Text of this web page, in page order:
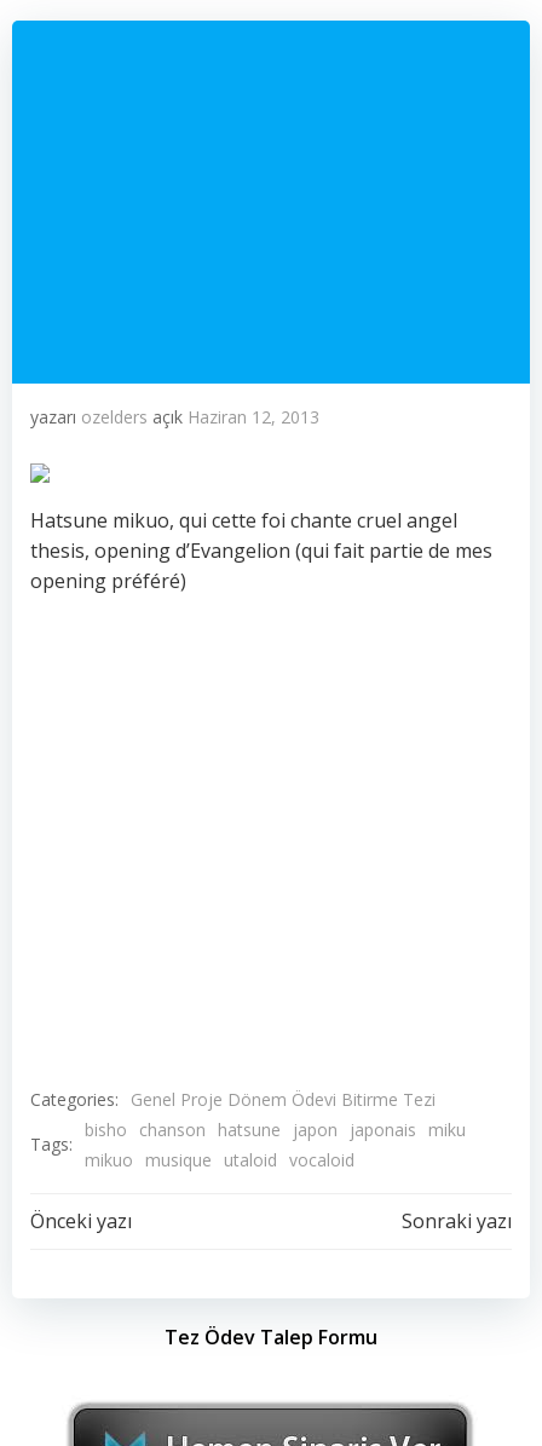
yazarı ozelders açık Haziran 12, 2013
Hatsune mikuo, qui cette foi chante cruel angel
thesis, opening d’Evangelion (qui fait partie de mes
opening préféré)
Categories:
Genel Proje Dönem Ödevi Bitirme Tezi
Tags:
bisho chanson hatsune japon japonais
miku
mikuo
musique utaloid vocaloid
Yazı
dolaşımı
Önceki yazı
dolaşımı
Sonraki yazı
Tez Ödev Talep Formu